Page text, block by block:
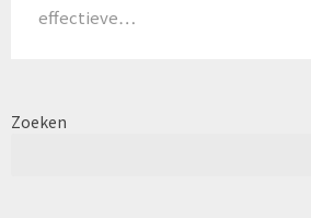
effectieve…
Zoeken